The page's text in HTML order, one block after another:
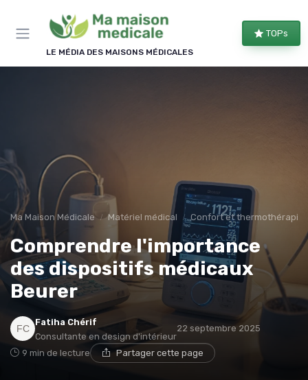
LE MÉDIA DES MAISONS MÉDICALES
TOPs
Ma Maison Médicale Matériel médical Confort et thermothérapie
Comprendre l'importance
des dispositifs médicaux
Beurer
Fatiha Chérif
Consultante en design d'intérieur
22 septembre 2025
9 min de lecture Partager cette page
→ Je rejoins le club
* En rejoignant le club, j'accepte de recevoir les emails